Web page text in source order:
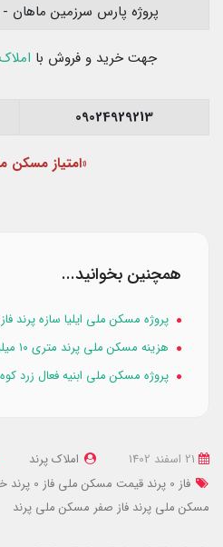
پروژه پارس سرزمین ماهان - 1000 واحدی فاز 0
جهت خرید و فروش با
09024929213
«امتیاز مسکن
همچنین بخوانید...
پروژه مسکن ملی ایلیا سازه پرند فاز ۷
هزینه مسکن ملی پرند متری ۱۰ میلیون تومان
پروژه مسکن ملی ابنیه فعال زرد کوه فاز ۷
املاک پرند
فاز 0 پرند
قیمت مسکن ملی فاز 0 پرند
مسکن ملی پرند فاز صفر مسکن ملی پرند